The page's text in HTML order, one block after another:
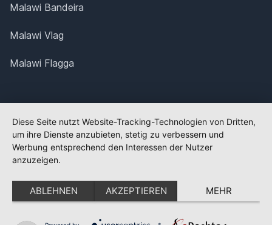
Malawi Bandeira
Malawi Vlag
Malawi Flagga
Diese Seite nutzt Website-Tracking-Technologien von Dritten,
um ihre Dienste anzubieten, stetig zu verbessern und
Werbung entsprechend den Interessen der Nutzer
anzuzeigen.
ABLEHNEN AKZEPTIEREN MEHR